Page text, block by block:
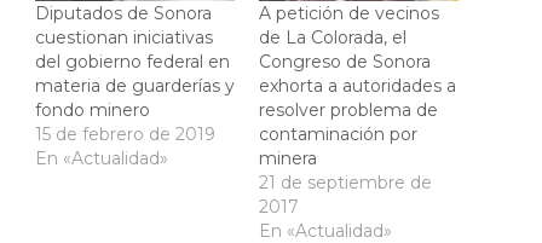
Diputados de Sonora
cuestionan iniciativas
del gobierno federal en
materia de guarderías y
fondo minero
15 de febrero de 2019
En «Actualidad»
A petición de vecinos
de La Colorada, el
Congreso de Sonora
exhorta a autoridades a
resolver problema de
contaminación por
minera
21 de septiembre de
2017
En «Actualidad»